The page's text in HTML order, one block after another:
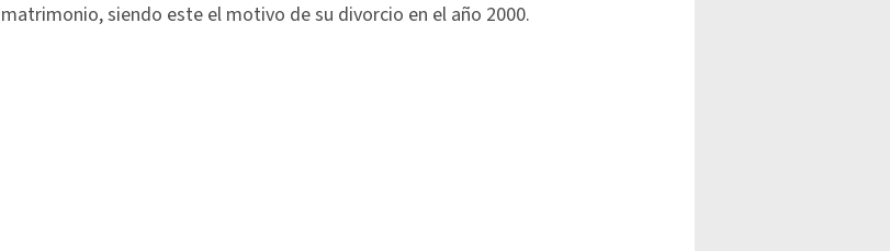
matrimonio, siendo este el motivo de su divorcio en el año 2000.